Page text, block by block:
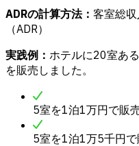
ADRの計算方法： 客室総
（ADR）
実践例： ホテルに20室あ
を販売しました。
5室を1泊1万円で販
5室を1泊1万5千円で